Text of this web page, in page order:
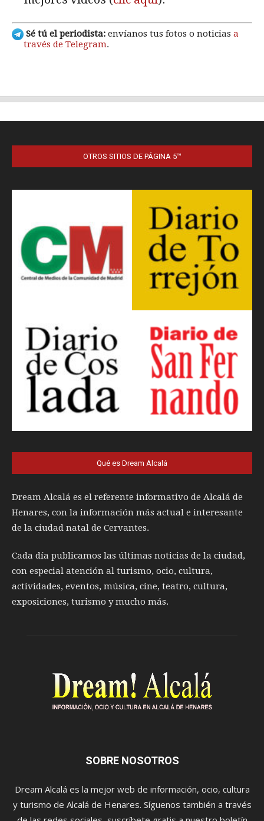
OTROS SITIOS DE PÁGINA 5™
Qué es Dream Alcalá
Dream Alcalá es el referente informativo de Alcalá de
Henares, con la información más actual e interesante
de la ciudad natal de Cervantes.
Cada día publicamos las últimas noticias de la ciudad,
con especial atención al turismo, ocio, cultura,
actividades, eventos, música, cine, teatro, cultura,
exposiciones, turismo y mucho más.
SOBRE NOSOTROS
Dream Alcalá es la mejor web de información, ocio, cultura
y turismo de Alcalá de Henares. Síguenos también a través